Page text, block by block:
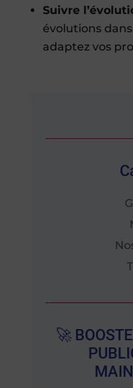
Suivre
évolutions
adaptez vos
🚀